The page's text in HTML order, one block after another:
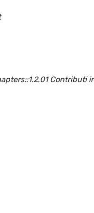
Contributi